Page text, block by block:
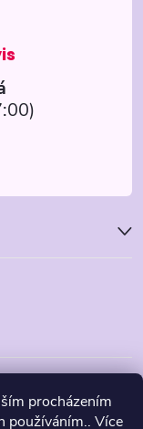
procházením
používáním.. Více